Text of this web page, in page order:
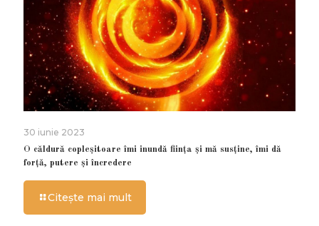
30 iunie 2023
O căldură copleșitoare îmi inundă ființa și mă susține, îmi dă
forță, putere și încredere
Citește mai mult